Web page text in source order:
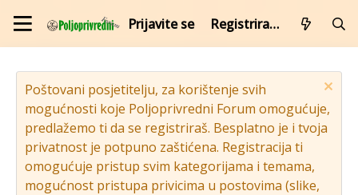
Prijavite se Registrirajte se
Poštovani posjetitelju, za korištenje svih
mogućnosti koje Poljoprivredni Forum omogućuje,
predlažemo ti da se registriraš. Besplatno je i tvoja
privatnost je potpuno zaštićena. Registracija ti
omogućuje pristup svim kategorijama i temama,
mogućnost pristupa privicima u postovima (slike,